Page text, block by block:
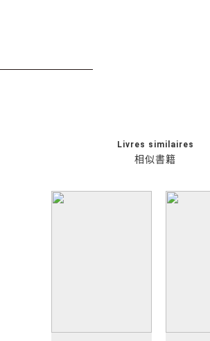
相似書籍
Livres similaires